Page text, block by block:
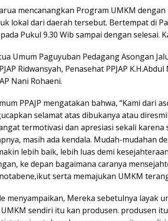
mencanangkan Program UMKM
lokal dari daerah tersebut. Bertempat di
Pukul 9.30 Wib sampai dengan selesai.
Umum Paguyuban Pedagang Asongan
Ridwansyah, Penasehat PPJAP
Nani Rohaeni.
PPAJP mengatakan bahwa, “Kami dari
selamat atas dibukanya atau
termotivasi dan apresiasi sekali karena
masih ada kendala. Mudah-mudahan
lebih baik, lebih luas demi
ke depan bagaimana caranya
serta memajukan UMKM
menyampaikan, Mereka sebetulnya layak
sendiri itu kan produsen. produsen